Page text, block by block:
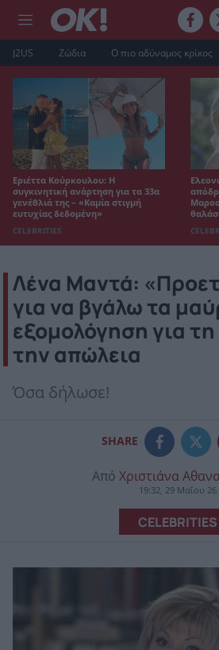
J2US Ζώδια Ο πιο αδύναμος κρίκος
Εριέττα Κούρκουλου: Η
συγκινητική ανάρτηση για τα 33α
γενέθλιά της – «Καμία στιγμή
ευτυχίας δεδομένη»
CELEBRITIES
Λένα Μαντά:
για να βγάλω τα
εξομολόγηση για
την απώλεια
Όσα δήλωσε!
SHARE
Από Χριστιάνα
19:32, 29 Μαΐου 26
CELEBRITIES